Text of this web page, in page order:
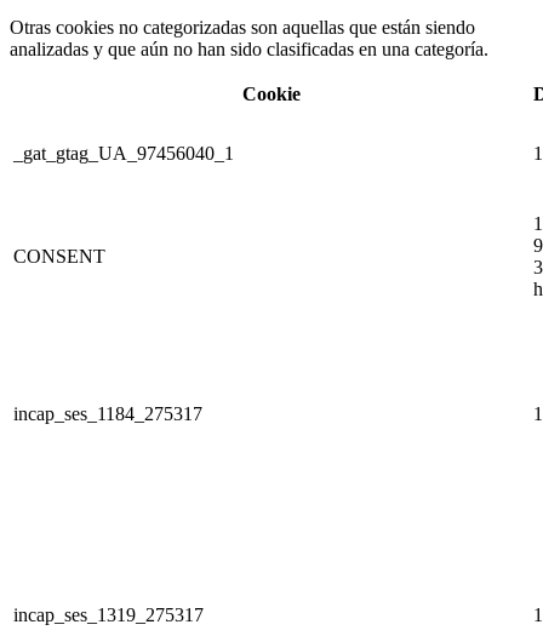
Otras cookies no categorizadas son aquellas que están siendo
analizadas y que aún no han sido clasificadas en una categoría.
Cookie
_gat_gtag_UA_97456040_1
CONSENT
incap_ses_1184_275317
incap_ses_1319_275317